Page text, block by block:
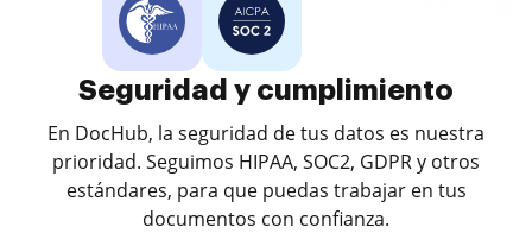
Seguridad y cumplimiento
En DocHub, la seguridad de tus datos es nuestra
prioridad. Seguimos HIPAA, SOC2, GDPR y otros
estándares, para que puedas trabajar en tus
documentos con confianza.